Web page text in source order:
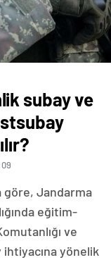
subay ve
göre, Jandarma
eğitim-
ve
ihtiyacına yönelik